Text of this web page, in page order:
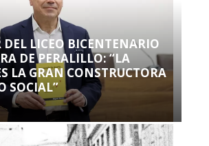
DEL LICEO BICENTENARIO
DE PERALILLO: “LA
LA GRAN CONSTRUCTORA
SOCIAL”